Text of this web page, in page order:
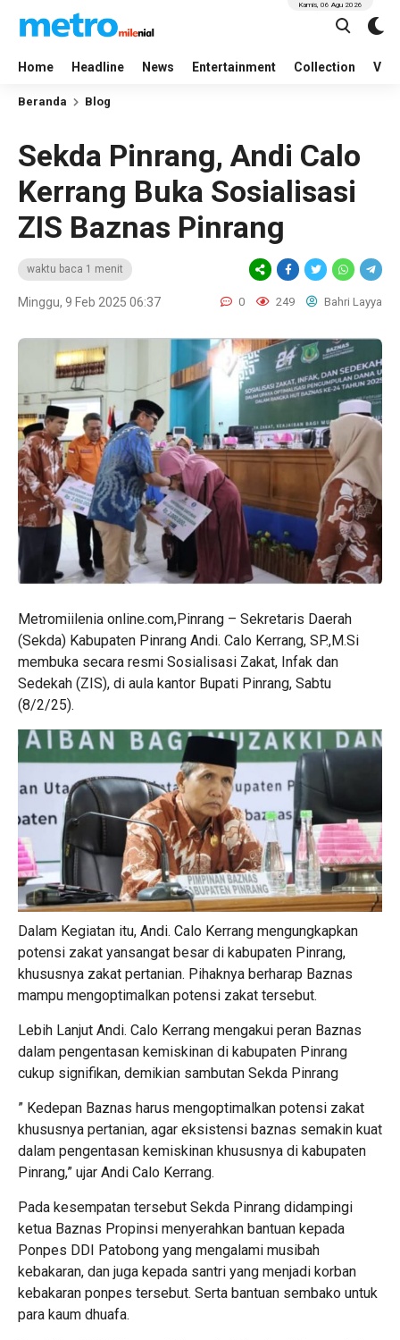
Home Headline News Entertainment Collection
Kamis, 06 Agu 2026
Beranda Blog
Sekda Pinrang, Andi Calo
Kerrang Buka Sosialisasi
ZIS Baznas Pinrang
waktu baca 1 menit
Minggu, 9 Feb 2025 06:37 0 249 Bahri Layya
Metromiilenia online.com,Pinrang – Sekretaris Daerah
(Sekda) Kabupaten Pinrang Andi. Calo Kerrang, SP.,M.Si
membuka secara resmi Sosialisasi Zakat, Infak dan
Sedekah (ZIS), di aula kantor Bupati Pinrang, Sabtu
(8/2/25).
Dalam Kegiatan itu, Andi. Calo Kerrang mengungkapkan
potensi zakat yansangat besar di kabupaten Pinrang,
khususnya zakat pertanian. Pihaknya berharap Baznas
mampu mengoptimalkan potensi zakat tersebut.
Lebih Lanjut Andi. Calo Kerrang mengakui peran Baznas
dalam pengentasan kemiskinan di kabupaten Pinrang
cukup signifikan, demikian sambutan Sekda Pinrang
” Kedepan Baznas harus mengoptimalkan potensi zakat
khususnya pertanian, agar eksistensi baznas semakin kuat
dalam pengentasan kemiskinan khususnya di kabupaten
Pinrang,” ujar Andi Calo Kerrang.
Pada kesempatan tersebut Sekda Pinrang didampingi
ketua Baznas Propinsi menyerahkan bantuan kepada
Ponpes DDI Patobong yang mengalami musibah
kebakaran, dan juga kepada santri yang menjadi korban
kebakaran ponpes tersebut. Serta bantuan sembako untuk
para kaum dhuafa.